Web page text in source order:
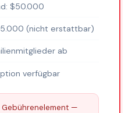
$50.000
(nicht erstattbar)
ab
verfügbar
—